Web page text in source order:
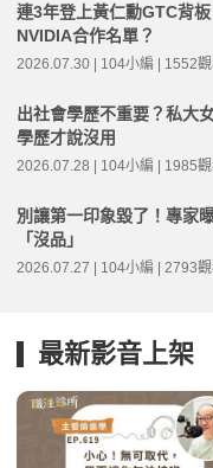
連3年登上黃仁勳GTC背
NVIDIA合作名單？
2026.07.30 | 104小編 | 1552
出社會學歷不重要？私大
學歷才說沒用
2026.07.28 | 104小編 | 1985
別讓第一印象毀了！專家
「沒品」
2026.07.27 | 104小編 | 2793
最新影音上架